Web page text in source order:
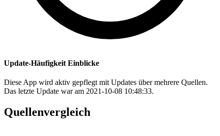
Update-Häufigkeit Einblicke
Diese App wird aktiv gepflegt mit Updates über mehrere Quellen.
Das letzte Update war am 2021-10-08 10:48:33.
Quellenvergleich